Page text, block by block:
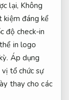
lại, Không
đáng kể
độ check-in
in logo
Áp dụng
tổ chức sự
thay cho các